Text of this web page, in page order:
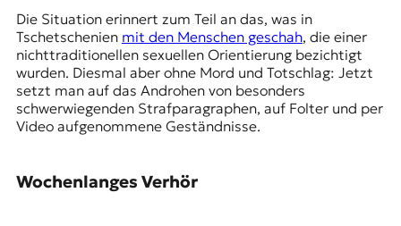
Die Situation erinnert zum Teil an das, was in
Tschetschenien mit den Menschen geschah, die einer
nichttraditionellen sexuellen Orientierung bezichtigt
wurden. Diesmal aber ohne Mord und Totschlag: Jetzt
setzt man auf das Androhen von besonders
schwerwiegenden Strafparagraphen, auf Folter und per
Video aufgenommene Geständnisse.
Wochenlanges Verhör